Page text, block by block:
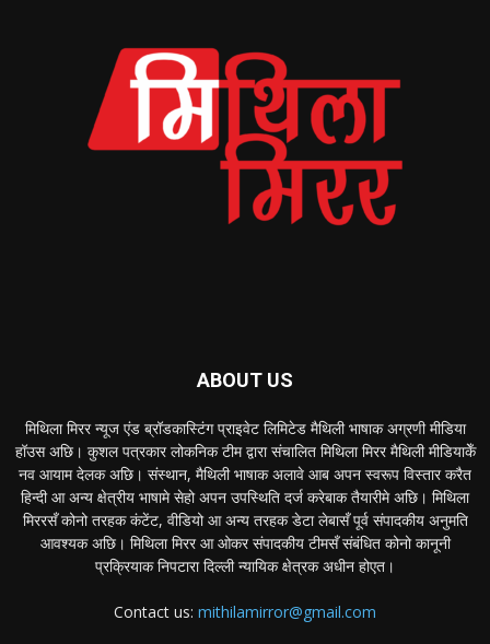
ABOUT US
मिथिला मिरर न्यूज एंड ब्रॉडकास्टिंग प्राइवेट लिमिटेड मैथिली भाषाक अग्रणी मीडिया
हॉउस अछि। कुशल पत्रकार लोकनिक टीम द्वारा संचालित मिथिला मिरर मैथिली मीडियाकेँ
नव आयाम देलक अछि। संस्थान, मैथिली भाषाक अलावे आब अपन स्वरूप विस्तार करैत
हिन्दी आ अन्य क्षेत्रीय भाषामे सेहो अपन उपस्थिति दर्ज करेबाक तैयारीमे अछि। मिथिला
मिररसँ कोनो तरहक कंटेंट, वीडियो आ अन्य तरहक डेटा लेबासँ पूर्व संपादकीय अनुमति
आवश्यक अछि। मिथिला मिरर आ ओकर संपादकीय टीमसँ संबंधित कोनो कानूनी
प्रक्रियाक निपटारा दिल्ली न्यायिक क्षेत्रक अधीन होएत।
Contact us: mithilamirror@gmail.com